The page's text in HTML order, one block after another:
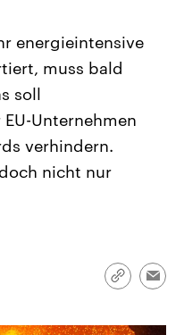
USA
Aktuelle Beiträge,
Hintergründe
Wirtschaftlich und
gehören die Vereinigten
den mächtigsten Ländern
mit großem Einfluss auf
energieintensive
muss bald
soll
Unternehmen
verhindern.
nicht nur
Link